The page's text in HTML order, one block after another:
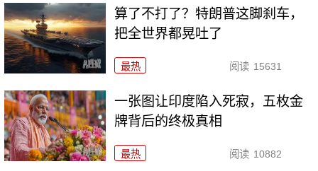
算了不打了？特朗普这脚刹车，
把全世界都晃吐了
最热 阅读 15631
一张图让印度陷入死寂，五枚金
牌背后的终极真相
最热 阅读 10882